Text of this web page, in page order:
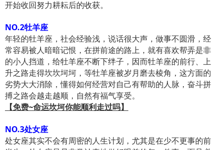
开始收回努力耕耘后的收获。
NO.2牡羊座
年轻的牡羊座，社会经验浅，说话很大声，做事不圆滑，经
常容易被人暗暗记恨，在拼前途的路上，就有喜欢帮弄是非
的小人挡道，给牡羊座不断下绊子，因而牡羊座的前行、上
升之路走得坎坎坷坷，等牡羊座被岁月磨去棱角，这方面的
劣势大大消除，懂得如何经营对自己有帮助的人脉，奋斗拼
搏之路会越走越顺，自然有福气享受。
【免费~命运坎坷你能顺利走过吗】
NO.3处女座
处女座其实不会有周密的人生计划，尤其是在少不更事的前